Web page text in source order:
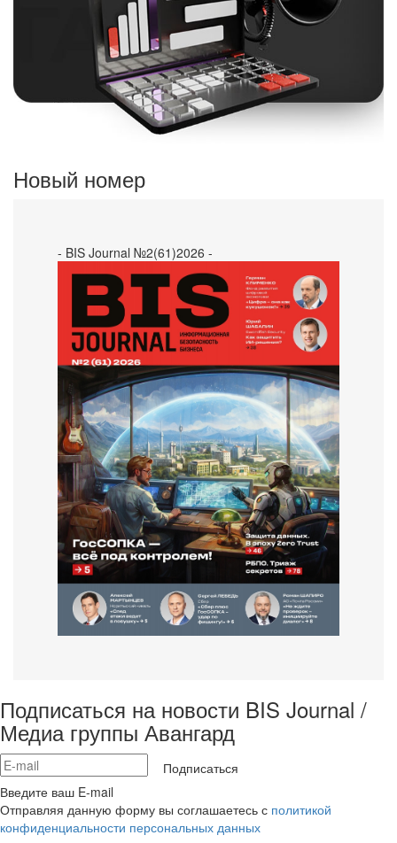
Новый номер
- BIS Journal №2(61)2026 -
Подписаться на новости BIS Journal /
Медиа группы Авангард
Подписаться
Введите ваш E-mail
Отправляя данную форму вы соглашаетесь с политикой
конфиденциальности персональных данных